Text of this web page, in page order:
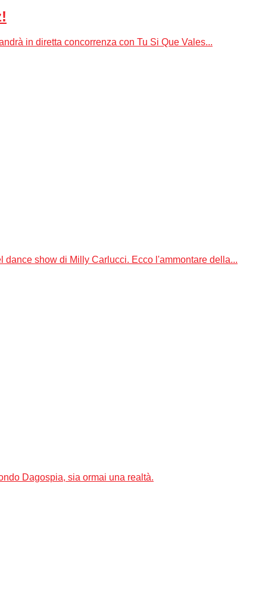
in diretta concorrenza con Tu Si Que Vales...
show di Milly Carlucci. Ecco l'ammontare della...
Dagospia, sia ormai una realtà.